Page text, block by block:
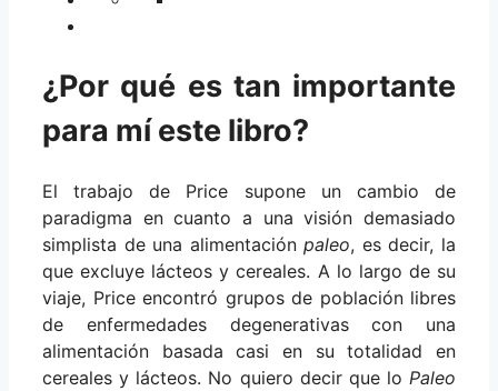
¿Por qué es tan importante
para mí este libro?
El trabajo de Price supone un cambio de
paradigma en cuanto a una visión demasiado
simplista de una alimentaciónpaleo, es decir, la
que excluye lácteos y cereales. A lo largo de su
viaje, Price encontró grupos de población libres
de enfermedades degenerativas con una
alimentación basada casi en su totalidad en
cereales y lácteos. No quiero decir que lo Paleo